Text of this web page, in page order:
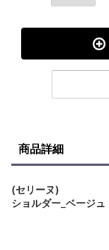
商品詳細
(セリーヌ)
ショルダー_ベージュ